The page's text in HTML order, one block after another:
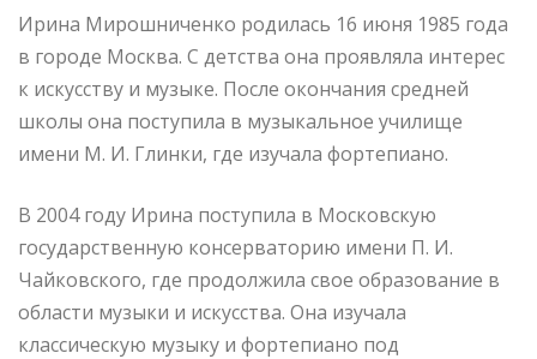
Ирина Мирошниченко родилась 16 июня 1985 года
в городе Москва. С детства она проявляла интерес
к искусству и музыке. После окончания средней
школы она поступила в музыкальное училище
имени М. И. Глинки, где изучала фортепиано.
В 2004 году Ирина поступила в Московскую
государственную консерваторию имени П. И.
Чайковского, где продолжила свое образование в
области музыки и искусства. Она изучала
классическую музыку и фортепиано под